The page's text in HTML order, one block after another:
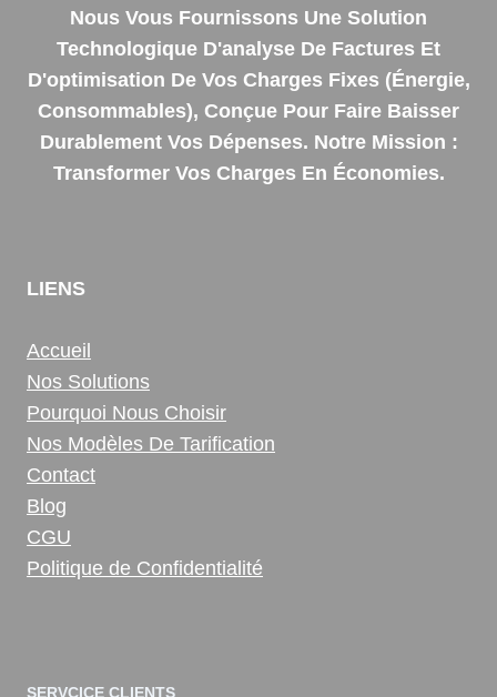
Nous Vous Fournissons Une Solution
Technologique D'analyse De Factures Et
D'optimisation De Vos Charges Fixes (énergie,
Consommables), Conçue Pour Faire Baisser
Durablement Vos Dépenses. Notre Mission :
Transformer Vos Charges En Économies.
LIENS
Accueil
Nos Solutions
Pourquoi Nous Choisir
Nos Modèles De Tarification
Contact
Blog
CGU
Politique de Confidentialité
SERVCICE CLIENTS